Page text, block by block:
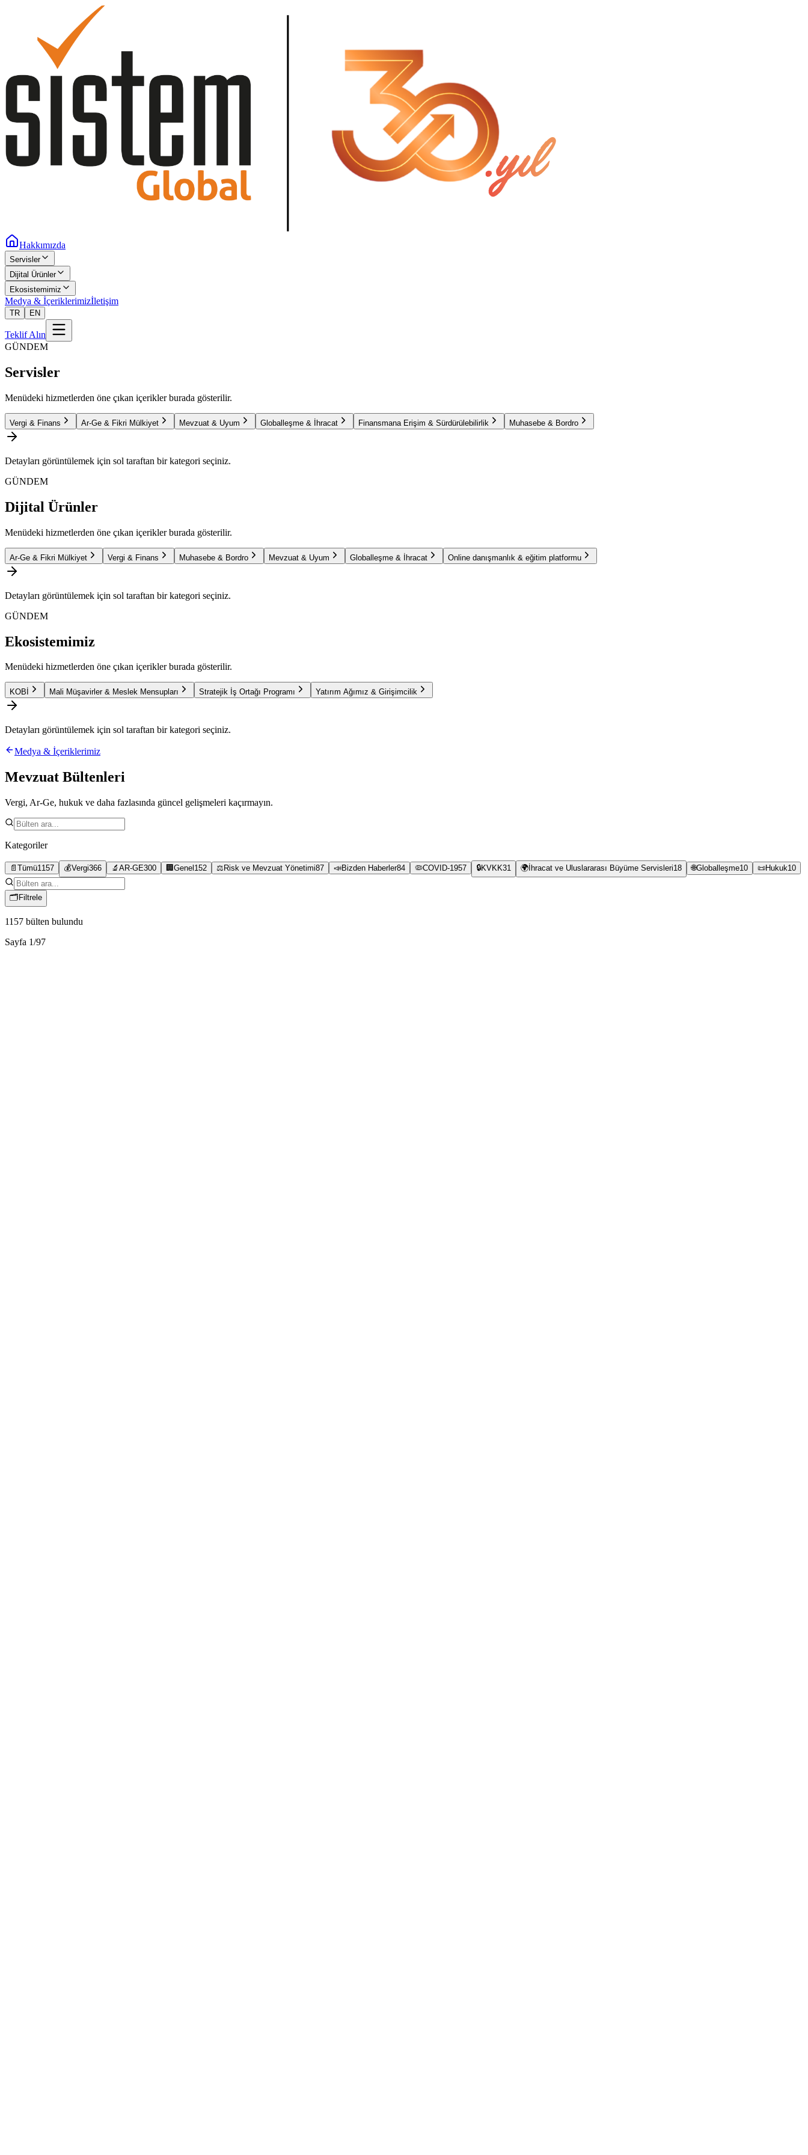
Hakkımızda
Servisler
Dijital Ürünler
Ekosistemimiz
Medya & İçeriklerimizİletişim
TR EN
Teklif Alın
GÜNDEM
Servisler
Menüdeki hizmetlerden öne çıkan içerikler burada gösterilir.
Vergi & Finans Ar-Ge & Fikri Mülkiyet Mevzuat & Uyum Globalleşme & İhracat Finansmana Erişim & Sürdürülebilirlik Muhasebe & Bordro
Detayları görüntülemek için sol taraftan bir kategori seçiniz.
GÜNDEM
Dijital Ürünler
Menüdeki hizmetlerden öne çıkan içerikler burada gösterilir.
Ar-Ge & Fikri Mülkiyet Vergi & Finans Muhasebe & Bordro Mevzuat & Uyum Globalleşme & İhracat Online danışmanlık & eğitim platformu
Detayları görüntülemek için sol taraftan bir kategori seçiniz.
GÜNDEM
Ekosistemimiz
Menüdeki hizmetlerden öne çıkan içerikler burada gösterilir.
KOBİ Mali Müşavirler & Meslek Mensupları Stratejik İş Ortağı Programı Yatırım Ağımız & Girişimcilik
Detayları görüntülemek için sol taraftan bir kategori seçiniz.
Medya & İçeriklerimiz
Mevzuat Bültenleri
Vergi, Ar-Ge, hukuk ve daha fazlasında güncel gelişmeleri kaçırmayın.
Kategoriler
📄 Tümü1157 💰Vergi366 🔬 AR-GE300 🏢 Genel 152 ⚖️ Risk ve Mevzuat Yönetimi87 📣Bizden Haberler84 🦠COVID-1957 🔒KVKK31 🌍 İhracat ve Uluslararası Büyüme Servisleri18 🌐Globalleşme10 📜Hukuk10
🗂 Filtrele
1157 bülten bulundu
Sayfa 1/97